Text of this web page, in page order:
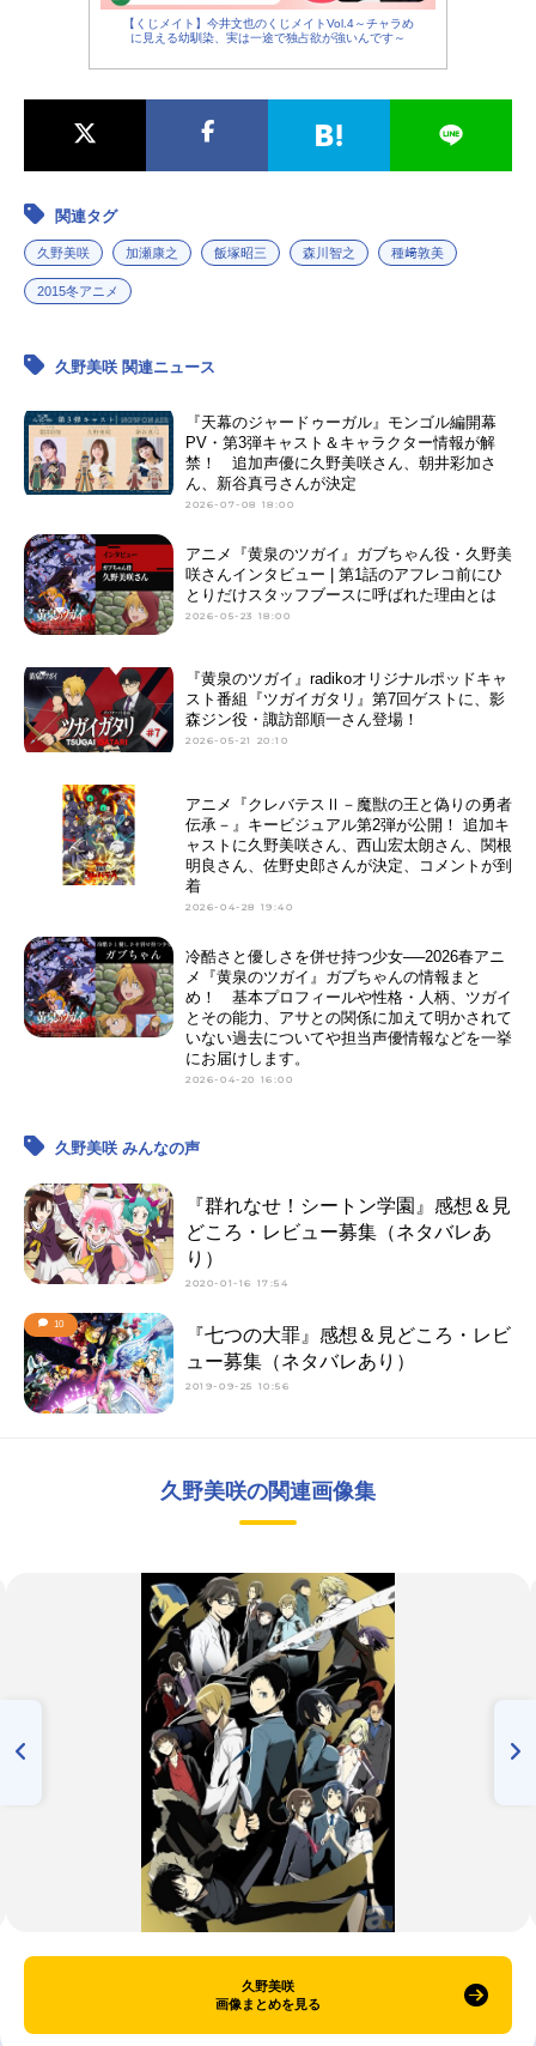
【くじメイト】今井文也のくじメイトVol.4～チャラめ
に見える幼馴染、実は一途で独占欲が強いんです～
関連タグ
久野美咲 加瀬康之 飯塚昭三 森川智之 種﨑敦美
2015冬アニメ
久野美咲 関連ニュース
『天幕のジャードゥーガル』モンゴル編開幕
PV・第3弾キャスト＆キャラクター情報が解
禁！ 追加声優に久野美咲さん、朝井彩加さ
ん、新谷真弓さんが決定
2026-07-08 18:00
アニメ『黄泉のツガイ』ガブちゃん役・久野美
咲さんインタビュー | 第1話のアフレコ前にひ
とりだけスタッフブースに呼ばれた理由とは
2026-05-23 18:00
『黄泉のツガイ』radikoオリジナルポッドキャ
スト番組『ツガイガタリ』第7回ゲストに、影
森ジン役・諏訪部順一さん登場！
2026-05-21 20:10
アニメ『クレバテスⅡ－魔獣の王と偽りの勇者
伝承－』キービジュアル第2弾が公開！ 追加キ
ャストに久野美咲さん、西山宏太朗さん、関根
明良さん、佐野史郎さんが決定、コメントが到
着
2026-04-28 19:40
冷酷さと優しさを併せ持つ少女──2026春アニ
メ『黄泉のツガイ』ガブちゃんの情報まと
め！ 基本プロフィールや性格・人柄、ツガイ
とその能力、アサとの関係に加えて明かされて
いない過去についてや担当声優情報などを一挙
にお届けします。
2026-04-20 16:00
久野美咲 みんなの声
『群れなせ！シートン学園』感想＆見
どころ・レビュー募集（ネタバレあ
り）
2020-01-16 17:54
10
『七つの大罪』感想＆見どころ・レビ
ュー募集（ネタバレあり）
2019-09-25 10:56
久野美咲の関連画像集
久野美咲
画像まとめを見る